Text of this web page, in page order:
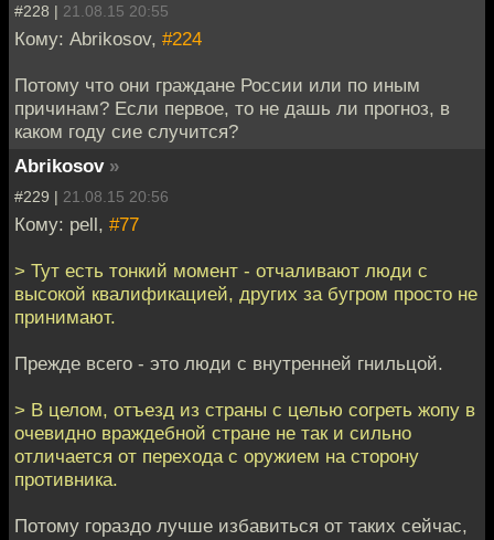
#228 | 21.08.15 20:55
Кому: Abrikosov, #224
Потому что они граждане России или по иным
причинам? Если первое, то не дашь ли прогноз, в
каком году сие случится?
Abrikosov »
#229 | 21.08.15 20:56
Кому: pell, #77
> Тут есть тонкий момент - отчаливают люди с
высокой квалификацией, других за бугром просто не
принимают.
Прежде всего - это люди с внутренней гнильцой.
> В целом, отъезд из страны с целью согреть жопу в
очевидно враждебной стране не так и сильно
отличается от перехода с оружием на сторону
противника.
Потому гораздо лучше избавиться от таких сейчас,